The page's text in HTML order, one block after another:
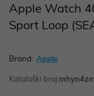
Apple Watch
Sport Loop
Brand: Apple
Kataloški broj: